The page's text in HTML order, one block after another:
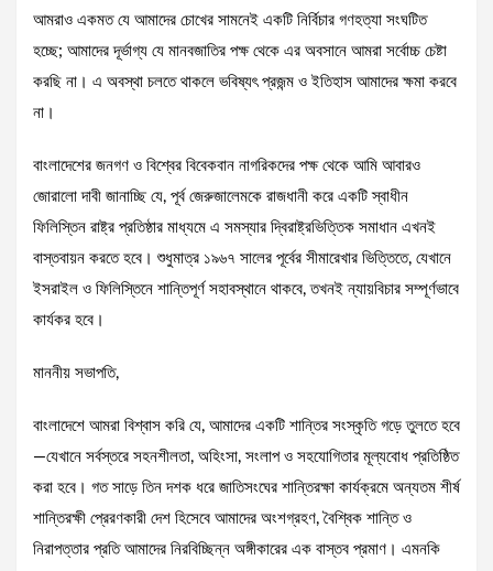
আমরাও একমত যে আমাদের চোখের সামনেই একটি নির্বিচার গণহত্যা সংঘটিত
হচ্ছে; আমাদের দূর্ভাগ্য যে মানবজাতির পক্ষ থেকে এর অবসানে আমরা সর্বোচ্চ চেষ্টা
করছি না। এ অবস্থা চলতে থাকলে ভবিষ্যৎ প্রজন্ম ও ইতিহাস আমাদের ক্ষমা করবে
না।
বাংলাদেশের জনগণ ও বিশ্বের বিবেকবান নাগরিকদের পক্ষ থেকে আমি আবারও
জোরালো দাবী জানাচ্ছি যে, পূর্ব জেরুজালেমকে রাজধানী করে একটি স্বাধীন
ফিলিস্তিন রাষ্ট্র প্রতিষ্ঠার মাধ্যমে এ সমস্যার দ্বিরাষ্ট্রভিত্তিক সমাধান এখনই
বাস্তবায়ন করতে হবে। শুধুমাত্র ১৯৬৭ সালের পূর্বের সীমারেখার ভিত্তিতে, যেখানে
ইসরাইল ও ফিলিস্তিনে শান্তিপূর্ণ সহাবস্থানে থাকবে, তখনই ন্যায়বিচার সম্পূর্ণভাবে
কার্যকর হবে।
মাননীয় সভাপতি,
বাংলাদেশে আমরা বিশ্বাস করি যে, আমাদের একটি শান্তির সংস্কৃতি গড়ে তুলতে হবে
—যেখানে সর্বস্তরে সহনশীলতা, অহিংসা, সংলাপ ও সহযোগিতার মূল্যবোধ প্রতিষ্ঠিত
করা হবে। গত সাড়ে তিন দশক ধরে জাতিসংঘের শান্তিরক্ষা কার্যক্রমে অন্যতম শীর্ষ
শান্তিরক্ষী প্রেরণকারী দেশ হিসেবে আমাদের অংশগ্রহণ, বৈশ্বিক শান্তি ও
নিরাপত্তার প্রতি আমাদের নিরবিচ্ছিন্ন অঙ্গীকারের এক বাস্তব প্রমাণ। এমনকি